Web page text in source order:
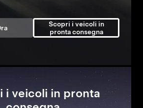
Scopri i veicoli in
pronta consegna
i veicoli in pronta